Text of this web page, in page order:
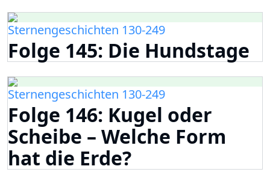
Sternengeschichten 130-249
Folge 145: Die Hundstage
Sternengeschichten 130-249
Folge 146: Kugel oder
Scheibe – Welche Form
hat die Erde?